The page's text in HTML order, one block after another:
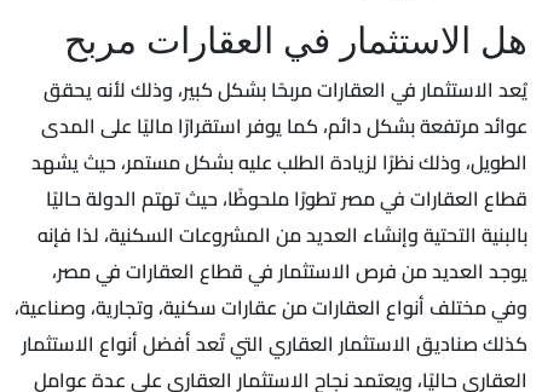
هل الاستثمار في العقارات مربح
يُعد الاستثمار في العقارات مربحًا بشكل كبير، وذلك لأنه يحقق
عوائد مرتفعة بشكل دائم، كما يوفر استقرارًا ماليًا على المدى
الطويل، وذلك نظرًا لزيادة الطلب عليه بشكل مستمر، حيث يشهد
قطاع العقارات في مصر تطورًا ملحوظًا، حيث تهتم الدولة حاليًا
بالبنية التحتية وإنشاء العديد من المشروعات السكنية، لذا فإنه
يوجد العديد من فرص الاستثمار في قطاع العقارات في مصر،
وفي مختلف أنواع العقارات من عقارات سكنية، وتجارية، وصناعية،
كذلك صناديق الاستثمار العقاري التي تُعد أفضل أنواع الاستثمار
العقاري حاليًا، ويعتمد نجاح الاستثمار العقاري على عدة عوامل